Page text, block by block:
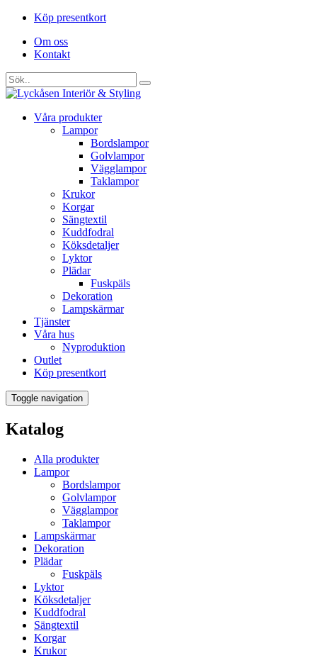
Köp presentkort
Om oss
Kontakt
Våra produkter
Lampor
Bordslampor
Golvlampor
Vägglampor
Taklampor
Krukor
Korgar
Sängtextil
Kuddfodral
Köksdetaljer
Lyktor
Plädar
Fuskpäls
Dekoration
Lampskärmar
Tjänster
Våra hus
Nyproduktion
Outlet
Köp presentkort
Toggle navigation
Katalog
Alla produkter
Lampor
Bordslampor
Golvlampor
Vägglampor
Taklampor
Lampskärmar
Dekoration
Plädar
Fuskpäls
Lyktor
Köksdetaljer
Kuddfodral
Sängtextil
Korgar
Krukor